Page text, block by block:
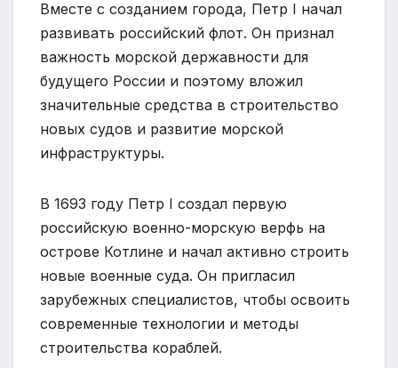
Вместе с созданием города, Петр I начал
развивать российский флот. Он признал
важность морской державности для
будущего России и поэтому вложил
значительные средства в строительство
новых судов и развитие морской
инфраструктуры.
В 1693 году Петр I создал первую
российскую военно-морскую верфь на
острове Котлине и начал активно строить
новые военные суда. Он пригласил
зарубежных специалистов, чтобы освоить
современные технологии и методы
строительства кораблей.